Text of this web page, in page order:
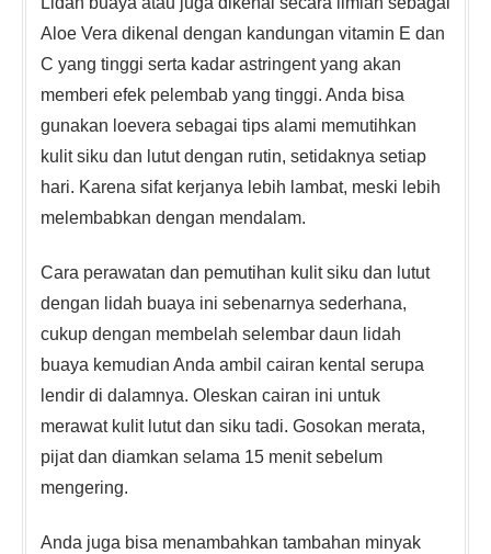
Aloe Vera dikenal dengan kandungan vitamin E dan
C yang tinggi serta kadar astringent yang akan
memberi efek pelembab yang tinggi. Anda bisa
gunakan loevera sebagai tips alami memutihkan
kulit siku dan lutut dengan rutin, setidaknya setiap
hari. Karena sifat kerjanya lebih lambat, meski lebih
melembabkan dengan mendalam.
Cara perawatan dan pemutihan kulit siku dan lutut
dengan lidah buaya ini sebenarnya sederhana,
cukup dengan membelah selembar daun lidah
buaya kemudian Anda ambil cairan kental serupa
lendir di dalamnya. Oleskan cairan ini untuk
merawat kulit lutut dan siku tadi. Gosokan merata,
pijat dan diamkan selama 15 menit sebelum
mengering.
Anda juga bisa menambahkan tambahan minyak